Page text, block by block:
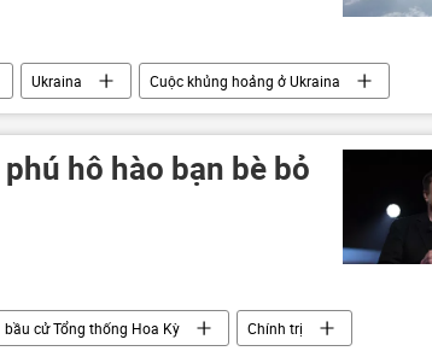
Ukraina
Cuộc khủng hoảng ở Ukraina
quân sự Boeing B-52H Stratofortress Nga
hô hào bạn bè bỏ
bầu cử Tổng thống Hoa Kỳ
Chính trị